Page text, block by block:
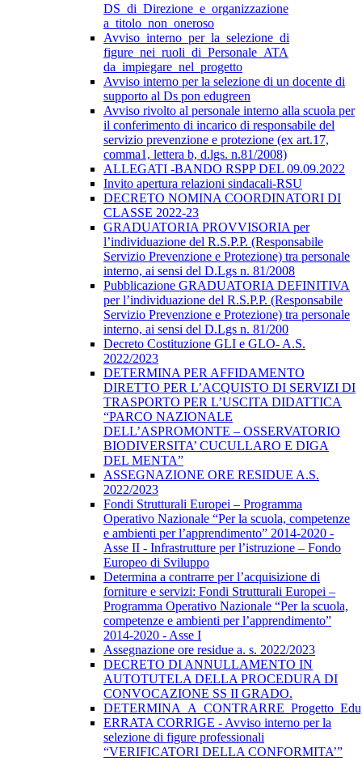
DS_di_Direzione_e_organizzazione
a_titolo_non_oneroso
Avviso_interno_per_la_selezione_di
figure_nei_ruoli_di_Personale_ATA
da_impiegare_nel_progetto
Avviso interno per la selezione di un docente di
supporto al Ds pon edugreen
Avviso rivolto al personale interno alla scuola per
il conferimento di incarico di responsabile del
servizio prevenzione e protezione (ex art.17,
comma1, lettera b, d.lgs. n.81/2008)
ALLEGATI -BANDO RSPP DEL 09.09.2022
Invito apertura relazioni sindacali-RSU
DECRETO NOMINA COORDINATORI DI
CLASSE 2022-23
GRADUATORIA PROVVISORIA per
l’individuazione del R.S.P.P. (Responsabile
Servizio Prevenzione e Protezione) tra personale
interno, ai sensi del D.Lgs n. 81/2008
Pubblicazione GRADUATORIA DEFINITIVA
per l’individuazione del R.S.P.P. (Responsabile
Servizio Prevenzione e Protezione) tra personale
interno, ai sensi del D.Lgs n. 81/200
Decreto Costituzione GLI e GLO- A.S.
2022/2023
DETERMINA PER AFFIDAMENTO
DIRETTO PER L’ACQUISTO DI SERVIZI DI
TRASPORTO PER L’USCITA DIDATTICA
“PARCO NAZIONALE
DELL’ASPROMONTE – OSSERVATORIO
BIODIVERSITA’ CUCULLARO E DIGA
DEL MENTA”
ASSEGNAZIONE ORE RESIDUE A.S.
2022/2023
Fondi Strutturali Europei – Programma
Operativo Nazionale “Per la scuola, competenze
e ambienti per l’apprendimento” 2014-2020 -
Asse II - Infrastrutture per l’istruzione – Fondo
Europeo di Sviluppo
Determina a contrarre per l’acquisizione di
forniture e servizi: Fondi Strutturali Europei –
Programma Operativo Nazionale “Per la scuola,
competenze e ambienti per l’apprendimento”
2014-2020 - Asse I
Assegnazione ore residue a. s. 2022/2023
DECRETO DI ANNULLAMENTO IN
AUTOTUTELA DELLA PROCEDURA DI
CONVOCAZIONE SS II GRADO.
ERRATA CORRIGE - Avviso interno per la
selezione di figure professionali
“VERIFICATORI DELLA CONFORMITA’”